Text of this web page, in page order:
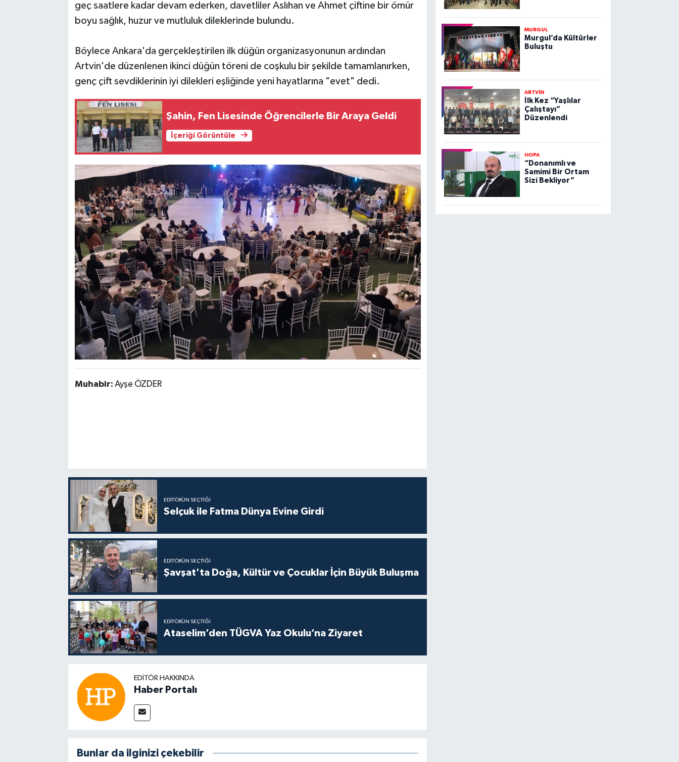
geç saatlere kadar devam ederken, davetliler Aslıhan ve Ahmet çiftine bir ömür
boyu sağlık, huzur ve mutluluk dileklerinde bulundu.
Böylece Ankara'da gerçekleştirilen ilk düğün organizasyonunun ardından
Artvin'de düzenlenen ikinci düğün töreni de coşkulu bir şekilde tamamlanırken,
genç çift sevdiklerinin iyi dilekleri eşliğinde yeni hayatlarına "evet" dedi.
Şahin, Fen Lisesinde Öğrencilerle Bir Araya Geldi
İçeriği Görüntüle
Muhabir: Ayşe ÖZDER
EDITÖRÜN SEÇTIĞI
Selçuk ile Fatma Dünya Evine Girdi
EDITÖRÜN SEÇTIĞI
Şavşat'ta Doğa, Kültür ve Çocuklar İçin Büyük Buluşma
EDITÖRÜN SEÇTIĞI
Ataselim’den TÜGVA Yaz Okulu’na Ziyaret
EDITÖR HAKKINDA
Haber Portalı
Bunlar da ilginizi çekebilir
MURGUL
Murgul’da Kültürler
Buluştu
ARTVİN
İlk Kez “Yaşlılar
Çalıştayı”
Düzenlendi
HOPA
“Donanımlı ve
Samimi Bir Ortam
Sizi Bekliyor”